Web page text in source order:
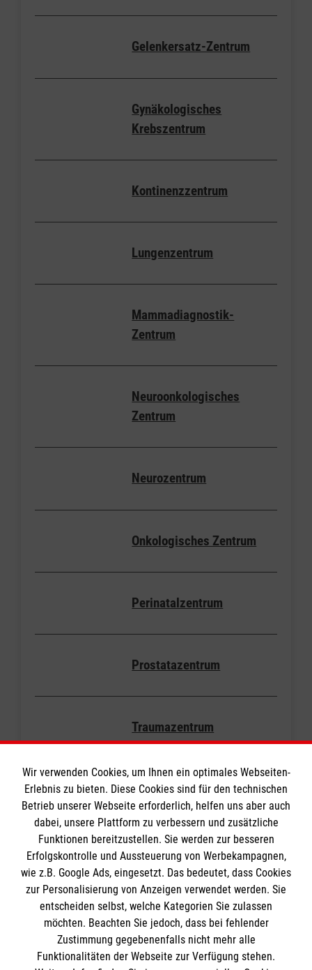
Gelenkersatz-Zentrum
Gynäkologisches
Krebszentrum
Kontinenzzentrum
Lungenzentrum
Mammadiagnostik-
Zentrum
Neuroonkologisches
Zentrum
Neurozentrum
Onkologisches Zentrum
Perinatalzentrum
Prostatazentrum
Traumazentrum
Wirbelsäulenzentrum
Wir verwenden Cookies, um Ihnen ein optimales Webseiten-
Erlebnis zu bieten. Diese Cookies sind für den technischen
Betrieb unserer Webseite erforderlich, helfen uns aber auch
dabei, unsere Plattform zu verbessern und zusätzliche
Funktionen bereitzustellen. Sie werden zur besseren
Erfolgskontrolle und Aussteuerung von Werbekampagnen,
wie z.B. Google Ads, eingesetzt. Das bedeutet, dass Cookies
zur Personalisierung von Anzeigen verwendet werden. Sie
entscheiden selbst, welche Kategorien Sie zulassen
möchten. Beachten Sie jedoch, dass bei fehlender
Zustimmung gegebenenfalls nicht mehr alle
Funktionalitäten der Webseite zur Verfügung stehen.